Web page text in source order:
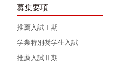
募集要項
推薦入試Ⅰ期
学業特別奨学生入試
推薦入試Ⅱ期